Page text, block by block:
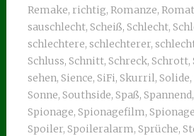
Remake, richtig, Romanze,
sauschlecht, Scheiß, Schlecht,
schlechtere, schlechterer,
Schluss, Schnitt, Schreck, Schrott,
sehen, Sience, SiFi, Skurril, Solide,
Sonne, Southside, Spaß, Spannend,
Spionage, Spionagefilm,
Spoiler, Spoileralarm, Sprüche,